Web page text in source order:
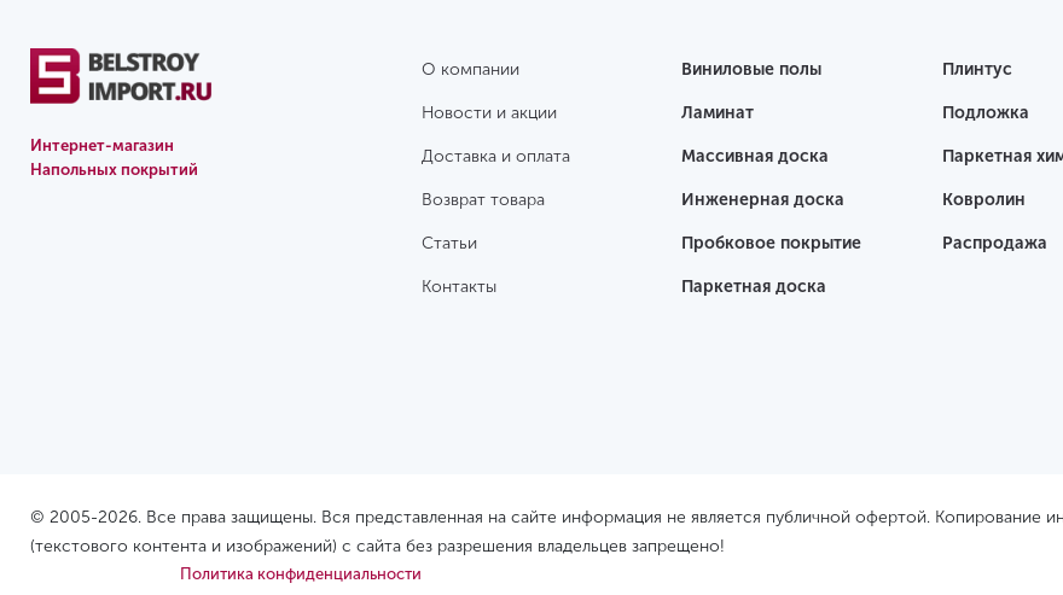
Интернет-магазин
Напольных покрытий
О компании
Новости и акции
Доставка и оплата
Возврат товара
Статьи
Контакты
Виниловые полы
Ламинат
Массивная доска
Инженерная доска
Пробковое покрытие
Паркетная доска
Плинтус
Подложка
Паркетная
Ковролин
Распродажа
© 2005-2026. Все права защищены. Вся представленная на сайте информация не является публичной офертой. Копирование
(текстового контента и изображений) с сайта без разрешения владельцев запрещено!
Политика конфиденциальности